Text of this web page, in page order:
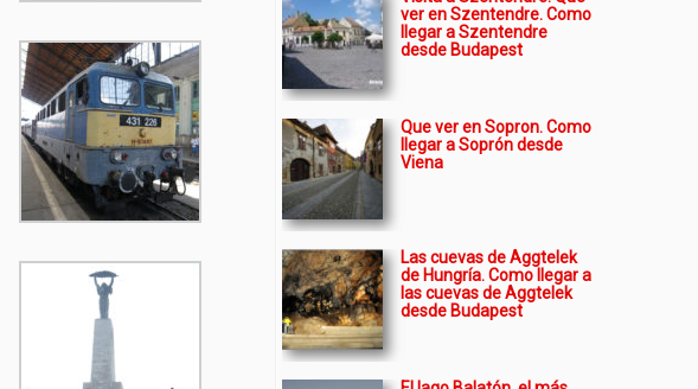
ver en Szentendre. Como
llegar a Szentendre
desde Budapest
Que ver en Sopron. Como
llegar a Soprón desde
Viena
Las cuevas de Aggtelek
de Hungría. Como llegar a
las cuevas de Aggtelek
desde Budapest